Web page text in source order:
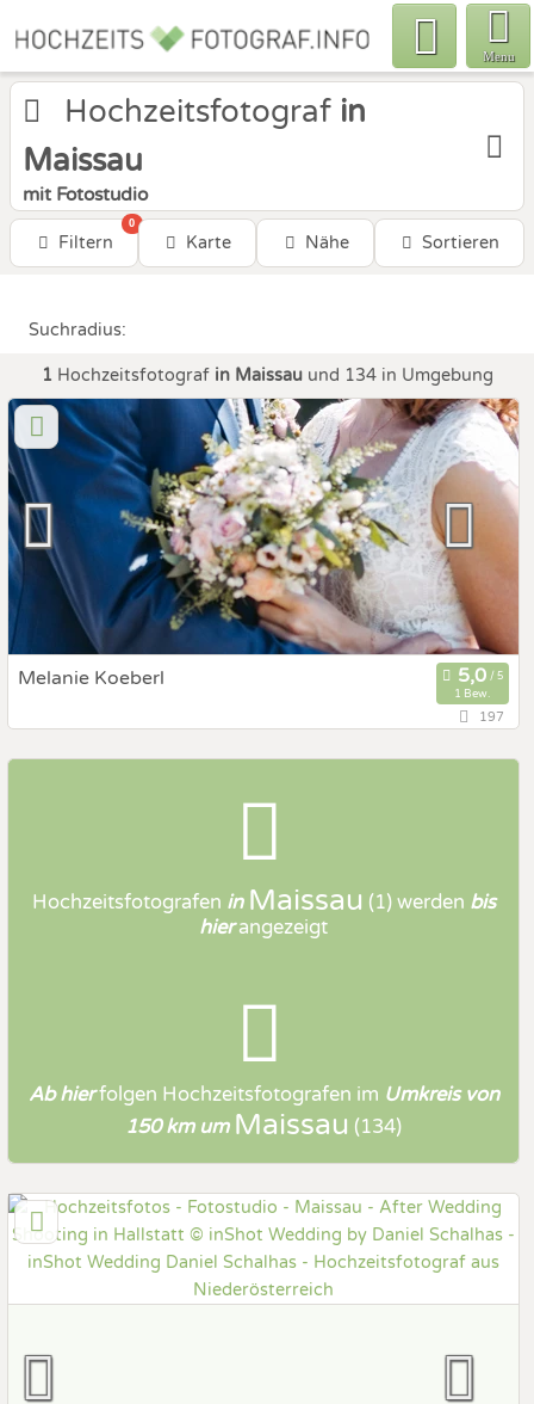
Menu
Hochzeitsfotograf in
Maissau
mit Fotostudio
Filtern
0
Karte Nähe Sortieren
Suchradius:
1 Hochzeitsfotograf in Maissauund 134 in Umgebung
Melanie Koeberl
1 Bew.
197
Hochzeitsfotografen in Maissau (1)werden bis
hierangezeigt
Ab hierfolgen Hochzeitsfotografen im Umkreis von
150 km um Maissau (134)